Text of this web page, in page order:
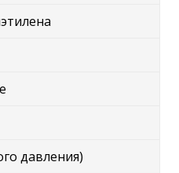
давления)